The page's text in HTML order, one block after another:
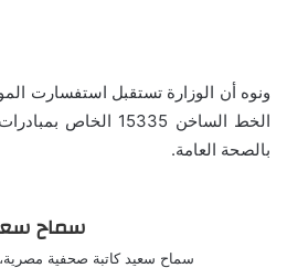
ونوه أن الوزارة تستقبل استفسارت
بالصحة العامة.
سماح
سماح سعيد كاتبة صحفية